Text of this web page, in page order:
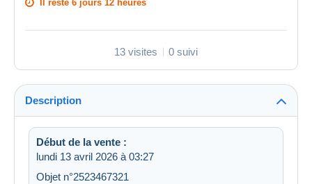
Il reste 6 jours 12 heures
13 visites 0 suivi
Description
Début de la vente :
lundi 13 avril 2026 à 03:27
Objet n°2523467321